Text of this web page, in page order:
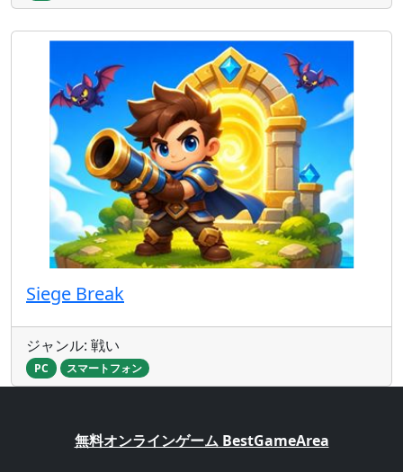
Siege Break
ジャンル: 戦い
PC スマートフォン
無料オンラインゲーム BestGameArea